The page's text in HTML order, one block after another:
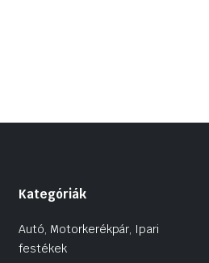
Kategóriák
Autó, Motorkerékpár, Ipari
festékek